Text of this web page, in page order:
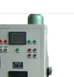
powered by AC
features a hydraulic
hydraulic method of
the speed